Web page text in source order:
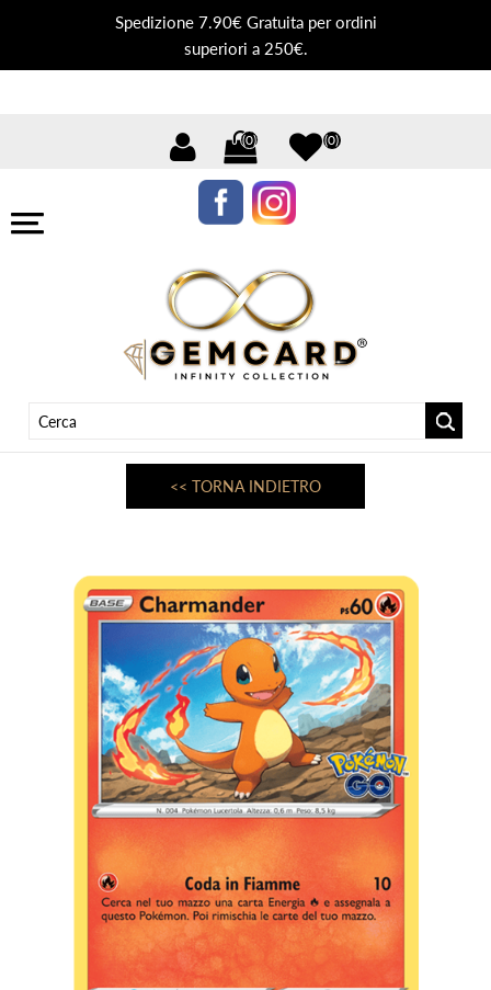
Spedizione 7.90€ Gratuita per ordini
superiori a 250€.
(0) (0)
<< TORNA INDIETRO